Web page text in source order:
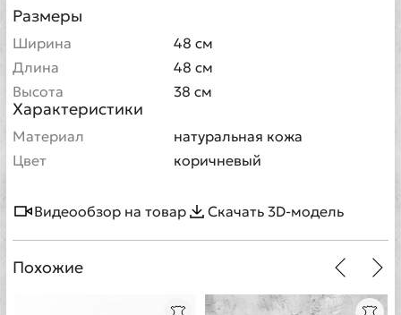
Размеры
Ширина
48 см
Длина
48 см
Высота
38 см
Характеристики
Материал
натуральная кожа
Цвет
коричневый
Видеообзор на товар Скачать 3D-модель
Похожие